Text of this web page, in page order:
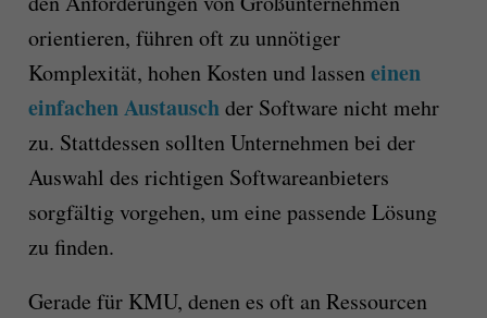
orientieren, führen oft zu unnötiger
Komplexität, hohen Kosten und lasseneinen
einfachen Austauschder Software nicht mehr
zu. Stattdessen sollten Unternehmen bei der
Auswahl des richtigen Softwareanbieters
sorgfältig vorgehen, um eine passende Lösung
zu finden.
Gerade für KMU, denen es oft an Ressourcen